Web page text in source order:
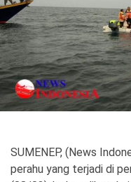
Kesehatan Kuliner
Otomotif
Iptek
Teknologi
SUMENEP, (News
perahu yang terjadi di